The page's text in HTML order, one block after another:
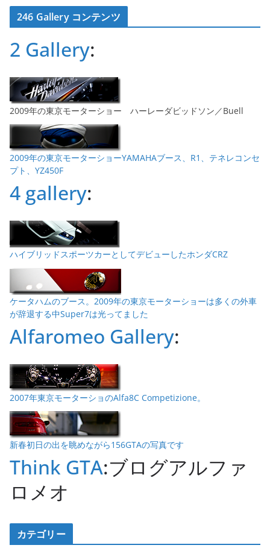
カ
イ246 Gallery コンテンツ
2 Gallery:
2009年の東京モーターショー ハーレーダビッドソン／Buell
2009年の東京モーターショーYAMAHAブース、R1、テネレコンセ
プト、YZ450F
4 gallery:
ハイブリッドスポーツカーとしてデビューしたホンダCRZ
ケータハムのブース。2009年の東京モーターショーは多くの外車
が辞退する中Super7は光ってました
Alfaromeo Gallery:
2007年東京モーターショのAlfa8C Competizione。
新春初日の出を眺めながら156GTAの写真です
Think GTA:ブログアルファ
ロメオ
カテゴリー